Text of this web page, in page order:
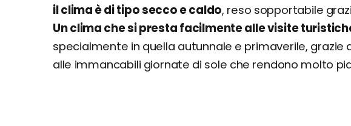
il clima è di tipo secco e caldo, reso sopportabile
Un clima che si presta facilmente alle visite
specialmente in quella autunnale e primaverile,
alle immancabili giornate di sole che rendono molto